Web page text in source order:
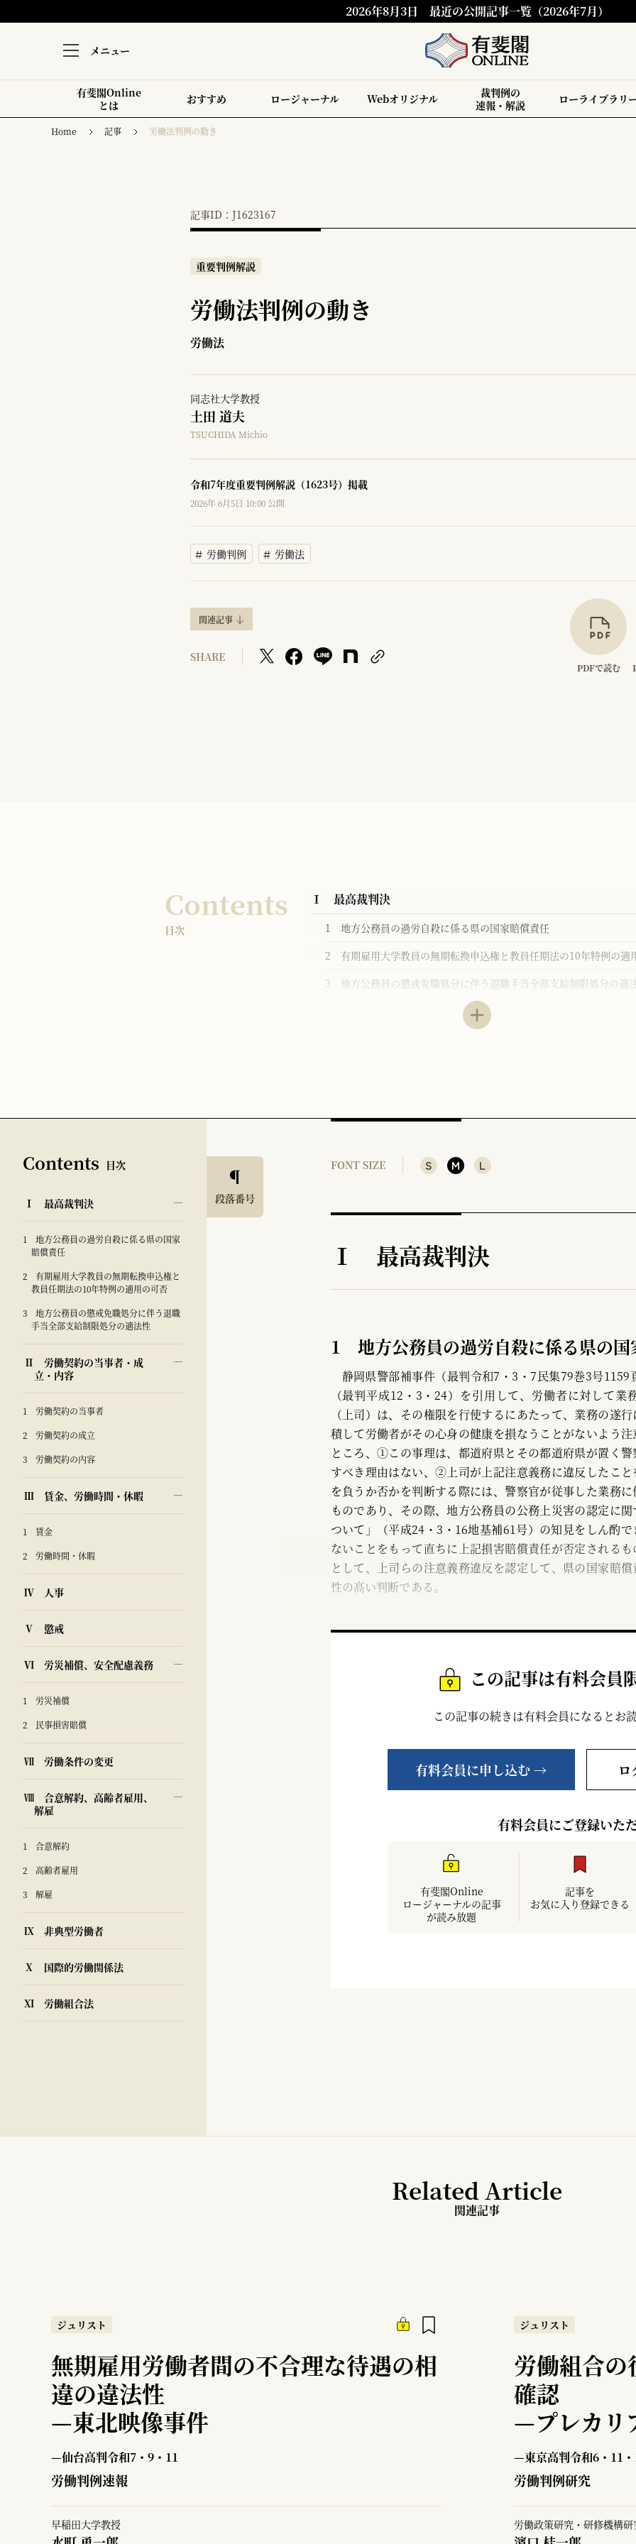
2026年8月3日 最近の公開記事一覧（2026年7月）
メニュー
有斐閣Online
とは
おすすめ ロージャーナル Webオリジナル
裁判例の
速報・解説
ローライブラリ
Home 記事 労働法判例の動き
記事ID：J1623167
重要判例解説
労働法判例の動き
労働法
同志社大学教授
土田 道夫
TSUCHIDA Michio
令和7年度重要判例解説（1623号）掲載
2026年 6月5日 10:00 公開
労働判例 労働法
関連記事
SHARE
PDFで読む
Contents
目次
Ⅰ 最高裁判決
1 地方公務員の過労自殺に係る県の国家賠償責任
2 有期雇用大学教員の無期転換申込権と教員任期法の10年特例の適
3 地方公務員の懲戒免職処分に伴う退職手当全部支給制限処分の適
Ⅱ 労働契約の当事者・成立・内容
Ⅲ 賃金、労働時間・休暇
Ⅵ 労災補償、安全配慮義務
Ⅶ 労働条件の変更
Ⅷ 合意解約、高齢者雇用、解雇
1 合意解約
2 高齢者雇用
3 解雇
Ⅸ 非典型労働者
Ⅹ 国際的労働関係法
Ⅺ 労働組合法
段落番号
Contents 目次
Ⅰ 最高裁判決
1 地方公務員の過労自殺に係る県の国家
賠償責任
2 有期雇用大学教員の無期転換申込権と
教員任期法の10年特例の適用の可否
3 地方公務員の懲戒免職処分に伴う退職
手当全部支給制限処分の適法性
Ⅱ 労働契約の当事者・成
立・内容
1 労働契約の当事者
2 労働契約の成立
3 労働契約の内容
Ⅲ 賃金、労働時間・休暇
1 賃金
2 労働時間・休暇
Ⅳ 人事
Ⅴ 懲戒
Ⅵ 労災補償、安全配慮義務
1 労災補償
2 民事損害賠償
Ⅶ 労働条件の変更
Ⅷ 合意解約、高齢者雇用、
解雇
1 合意解約
2 高齢者雇用
3 解雇
Ⅸ 非典型労働者
Ⅹ 国際的労働関係法
Ⅺ 労働組合法
FONT SIZE S M L
Ⅰ 最高裁判決
1 地方公務員の過労自殺に係る県の国
静岡県警部補事件（最判令和7・3・7民集79巻3号1159
（最判平成12・3・24）を引用して、労働者に対して
（上司）は、その権限を行使するにあたって、業務の遂
積して労働者がその心身の健康を損なうことがないよう
ところ、①この事理は、都道府県とその都道府県が置く
すべき理由はない、②上司が上記注意義務に違反したこ
を負うか否かを判断する際には、警察官が従事した業務
ものであり、その際、地方公務員の公務上災害の認定に
ついて」（平成24・3・16地基補61号）の知見をしん酌
ないことをもって直ちに上記損害賠償責任が否定される
として、上司らの注意義務違反を認定して、県の国家賠
性の高い判断である。
この記事は有料会員
この記事の続きは有料会員になるとお
有料会員に申し込む → ロ
有料会員にご登録いた
有斐閣Online
ロージャーナルの記事
が読み放題
記事を
お気に入り登録できる
Related Article
関連記事
ジュリスト
無期雇用労働者間の不合理な待遇の相
違の違法性
—東北映像事件
—仙台高判令和7・9・11
労働判例速報
早稲田大学教授
ジュリスト
労働組合
確認
—プレカリ
—東京高判令和6・11
労働判例研究
労働政策研究・研修機構